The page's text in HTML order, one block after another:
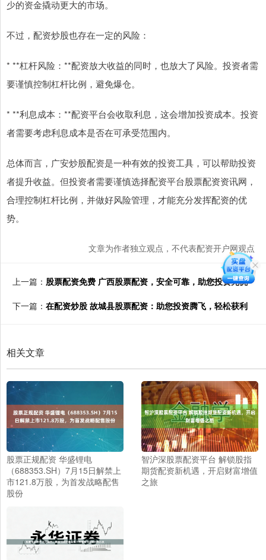
少的资金撬动更大的市场。
不过，配资炒股也存在一定的风险：
* **杠杆风险：**配资放大收益的同时，也放大了风险。投资者需
要谨慎控制杠杆比例，避免爆仓。
* **利息成本：**配资平台会收取利息，这会增加投资成本。投资
者需要考虑利息成本是否在可承受范围内。
总体而言，广安炒股配资是一种有效的投资工具，可以帮助投资
者提升收益。但投资者需要谨慎选择配资平台股票配资资讯网，
合理控制杠杆比例，并做好风险管理，才能充分发挥配资的优
势。
文章为作者独立观点，不代表配资开户网观点
上一篇： 股票配资免费 广西股票配资，安全可靠，助您投资无忧
下一篇： 在配资炒股 故城县股票配资：助您投资腾飞，轻松获利
相关文章
股票正规配资 华盛锂电
（688353.SH）7月15日解禁上
市121.8万股，为首发战略配售
股份
智沪深股票配资平台 解锁股指
期货配资新机遇，开启财富增值
之旅